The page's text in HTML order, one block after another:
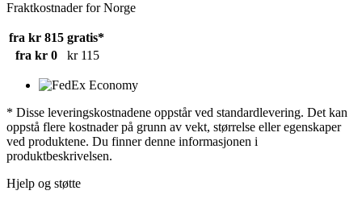
Fraktkostnader for Norge
fra kr 815 gratis*
fra kr 0
kr 115
* Disse leveringskostnadene oppstår ved standardlevering. Det kan
oppstå flere kostnader på grunn av vekt, størrelse eller egenskaper
ved produktene. Du finner denne informasjonen i
produktbeskrivelsen.
Hjelp og støtte